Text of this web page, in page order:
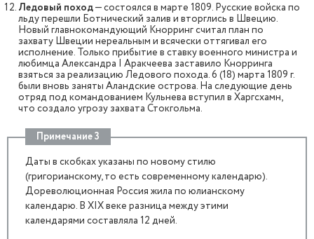
Ледовый поход— состоялся в марте 1809. Русские войска по
льду перешли Ботнический залив и вторглись в Швецию.
Новый главнокомандующий Кнорринг считал план по
захвату Швеции нереальным и всячески оттягивал его
исполнение. Только прибытие в ставку военного министра и
любимца Александра I Аракчеева заставило Кнорринга
взяться за реализацию Ледового похода. 6 (18) марта 1809 г.
были вновь заняты Аландские острова. На следующие день
отряд под командованием Кульнева вступил в Харгсхамн,
что создало угрозу захвата Стокгольма.
Примечание 3
Даты в скобках указаны по новому стилю
(григорианскому, то есть современному календарю).
Дореволюционная Россия жила по юлианскому
календарю. В XIX веке разница между этими
календарями составляла 12 дней.